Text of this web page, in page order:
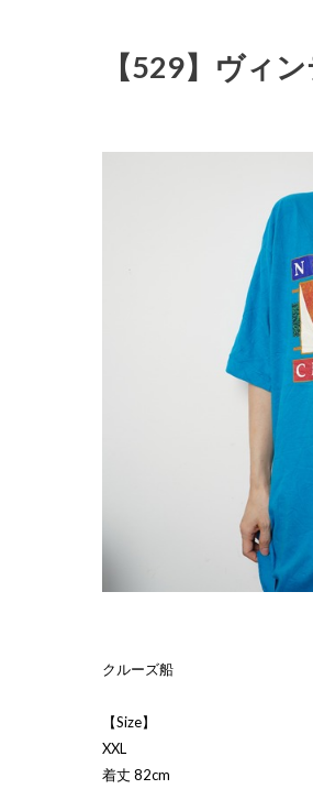
【529】ヴィ
クルーズ船
【Size】
XXL
着丈 82cm